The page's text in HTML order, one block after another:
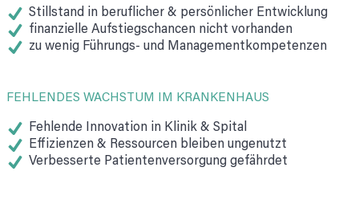
Stillstand in beruflicher & persönlicher Entwicklung
finanzielle Aufstiegschancen nicht vorhanden
zu wenig Führungs- und Management­kompetenzen
FEHLENDES WACHSTUM IM KRANKENHAUS
Fehlende Innovation in Klinik & Spital
Effizienzen & Ressourcen bleiben ungenutzt
Verbesserte Patienten­versorgung gefährdet